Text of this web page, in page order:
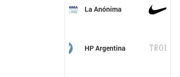
Nike Argentina
Tropea